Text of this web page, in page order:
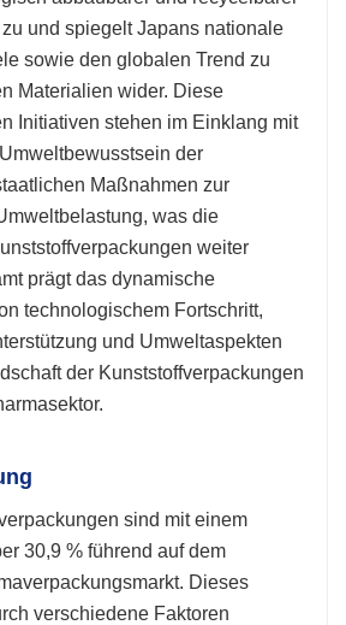
und spiegelt Japans nationale
sowie den globalen Trend zu
Materialien wider. Diese
Initiativen stehen im Einklang mit
der
Maßnahmen zur
was die
weiter
prägt das dynamische
technologischem Fortschritt,
und Umweltaspekten
der Kunststoffverpackungen
sind mit einem
30,9 % führend auf dem
Dieses
verschiedene Faktoren